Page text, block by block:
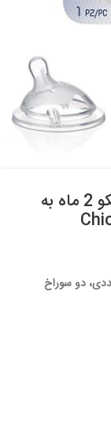
سرشیشه نچرال فیلینگ چیکو ازچیکو 2 ماه به